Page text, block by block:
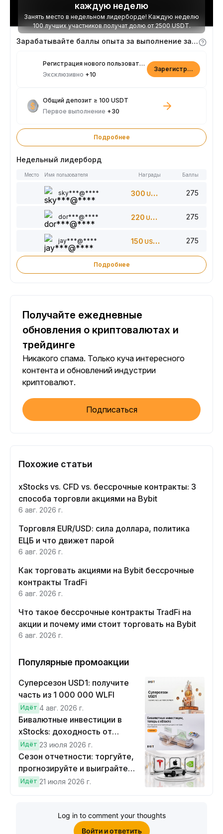
каждую неделю
Занять место в недельном лидерборде! Каждую неделю
100 лучших участников получат долю от 2500 USDT.
Зарабатывайте баллы опыта за выполнение заданий
Регистрация нового пользователя
Эксклюзивно +10
Зарегистрироваться
Общий депозит ≥ 100 USDT
Первое выполнение +30
Подробнее
Недельный лидерборд
Место Имя пользователя Награды Баллы
sky***@**** 300 USDT 275
dor***@**** 220 USDT 275
jay***@**** 150 USDT 275
Подробнее
Получайте ежедневные
обновления о криптовалютах и
трейдинге
Никакого спама. Только куча интересного
контента и обновлений индустрии
криптовалют.
Подписаться
Похожие статьи
xStocks vs. CFD vs. бессрочные контракты: 3
способа торговли акциями на Bybit
6 авг. 2026 г.
Торговля EUR/USD: сила доллара, политика
ЕЦБ и что движет парой
6 авг. 2026 г.
Как торговать акциями на Bybit бессрочные
контракты TradFi
6 авг. 2026 г.
Что такое бессрочные контракты TradFi на
акции и почему ими стоит торговать на Bybit
6 авг. 2026 г.
Популярные промоакции
Суперсезон USD1: получите
часть из 1 000 000 WLFI
Идёт 4 авг. 2026 г.
Бивалютные инвестиции в
xStocks: доходность от
прогнозов
Идёт 23 июля 2026 г.
Сезон отчетности: торгуйте,
прогнозируйте и выиграйте
Cybertruck!
Идёт 21 июля 2026 г.
Log in to comment your thoughts
Войти и ответить